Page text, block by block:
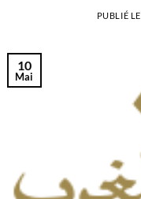
PUBLIÉ LE
10
Mai